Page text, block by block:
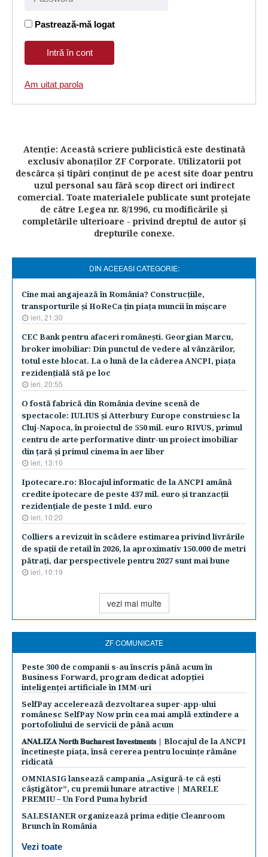
Pastrează-mă logat
Am uitat parola
Atenţie: Această scriere publicistică este destinată
exclusiv abonaţilor ZF Corporate. Utilizatorii pot
descărca şi tipări conţinut de pe acest site doar pentru
uzul personal sau fără scop direct ori indirect
comercial. Toate materialele publicate sunt protejate
de către Legea nr. 8/1996, cu modificările şi
completările ulterioare - privind dreptul de autor şi
drepturile conexe.
DIN ACEEASI CATEGORIE:
Cine mai angajează în România? Construcţiile,
transporturile şi HoReCa ţin piaţa muncii în mişcare
ieri, 21:30
CEC Bank pentru afaceri româneşti. Georgian Marcu,
broker imobiliar: Din punctul de vedere al vânzărilor,
totul este blocat. La o lună de la căderea ANCPI, piaţa
rezidenţială stă pe loc
ieri, 20:55
O fostă fabrică din România devine scenă de
spectacole: IULIUS şi Atterbury Europe construiesc la
Cluj-Napoca, în proiectul de 550 mil. euro RIVUS, primul
centru de arte performative dintr-un proiect imobiliar
din ţară şi primul cinema în aer liber
ieri, 13:10
Ipotecare.ro: Blocajul informatic de la ANCPI amână
credite ipotecare de peste 437 mil. euro şi tranzacţii
rezidenţiale de peste 1 mld. euro
ieri, 10:20
Colliers a revizuit în scădere estimarea privind livrările
de spaţii de retail în 2026, la aproximativ 150.000 de metri
pătraţi, dar perspectivele pentru 2027 sunt mai bune
ieri, 10:19
vezi mai multe
ZF COMUNICATE
Peste 300 de companii s-au înscris până acum în
Business Forward, program dedicat adopției
inteligenței artificiale în IMM-uri
SelfPay accelerează dezvoltarea super-app-ului
românesc SelfPay Now prin cea mai amplă extindere a
portofoliului de servicii de până acum
𝐀𝐍𝐀𝐋𝐈𝐙𝐀 𝐍𝐨𝐫𝐭𝐡 𝐁𝐮𝐜𝐡𝐚𝐫𝐞𝐬𝐭 𝐈𝐧𝐯𝐞𝐬𝐭𝐦𝐞𝐧𝐭𝐬 | Blocajul de la ANCPI
încetinește piața, însă cererea pentru locuințe rămâne
ridicată
OMNIASIG lansează campania „Asigură-te că ești
câștigător”, cu premii lunare atractive | MARELE
PREMIU – Un Ford Puma hybrid
SALESIANER organizează prima ediție Cleanroom
Brunch în România
Vezi toate